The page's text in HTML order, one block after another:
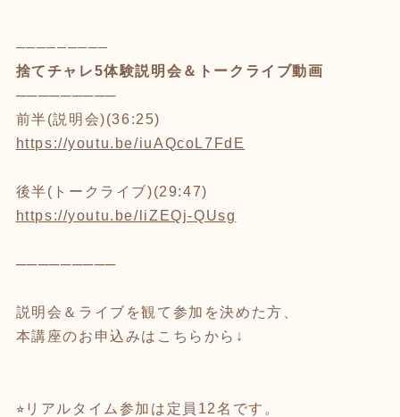
─────────
捨てチャレ5体験説明会＆トークライブ動画
─────────
前半(説明会)(36:25)
https://youtu.be/iuAQcoL7FdE
後半(トークライブ)(29:47)
https://youtu.be/liZEQj-QUsg
─────────
説明会＆ライブを観て参加を決めた方、
本講座のお申込みはこちらから↓
⭐︎リアルタイム参加は定員12名です。